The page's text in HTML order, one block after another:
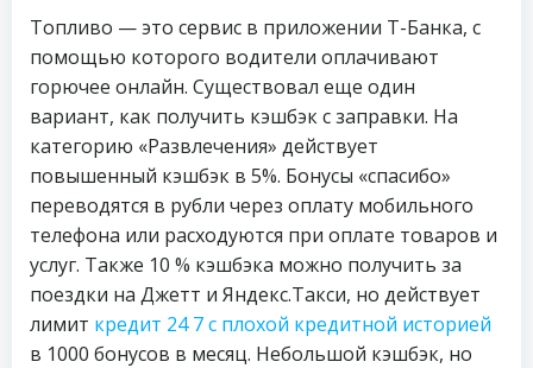
Топливо — это сервис в приложении Т⁠-⁠Банка, с
помощью которого водители оплачивают
горючее онлайн. Существовал еще один
вариант, как получить кэшбэк с заправки. На
категорию «Развлечения» действует
повышенный кэшбэк в 5%. Бонусы «спасибо»
переводятся в рубли через оплату мобильного
телефона или расходуются при оплате товаров и
услуг. Также 10 % кэшбэка можно получить за
поездки на Джетт и Яндекс.Такси, но действует
лимит кредит 24 7 с плохой кредитной историей
в 1000 бонусов в месяц. Небольшой кэшбэк, но